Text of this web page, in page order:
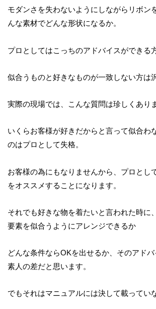
モダンさを失わないようにしながらリボン
んな素材でどんな形状になるか。
プロとしてはこっちのアドバイスができる
似合うものと好きなものが一致しない方は
実際の現場では、こんな質問は珍しくあり
いくらお客様が好きだからと言って似合わ
のはプロとして失格。
お客様の為にもなりませんから、プロとし
をオススメすることになります。
それでも好きな物を着たいと言われた時に
要素を似合うようにアレンジできるか
どんな条件ならOKを出せるか、そのアド
素人の差だと思います。
でもそれはマニュアルには決して載ってい